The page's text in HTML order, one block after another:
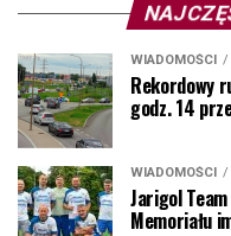
WIADOMOŚCI
Rekordowy
godz. 14
WIADOMOŚCI
Jarigol
Memoriału